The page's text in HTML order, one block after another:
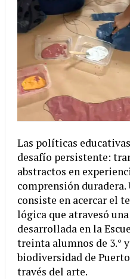
Las políticas
desafío persistente:
abstractos en
comprensión
consiste en acercar el
lógica que atravesó
desarrollada en la
treinta alumnos de 3.°
biodiversidad de
través del arte.